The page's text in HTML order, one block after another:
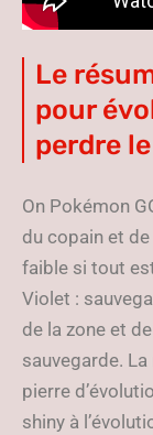
Le
pour
perdre
On Pokémon
du copain et
faible si tout
Violet :
de la zone et
sauvegarde.
pierre
shiny à